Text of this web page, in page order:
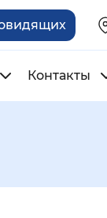
Контакты